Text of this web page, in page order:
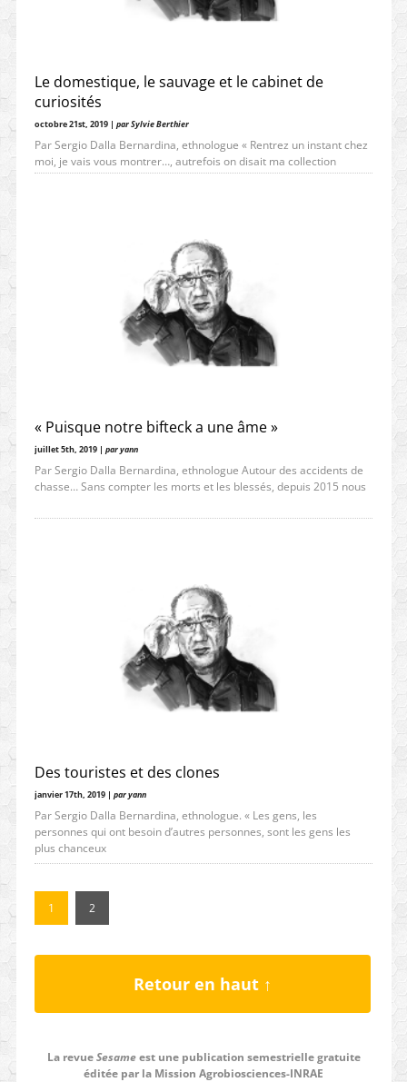
Le domestique, le sauvage et le cabinet de
curiosités
octobre 21st, 2019 | par Sylvie Berthier
Par Sergio Dalla Bernardina, ethnologue « Rentrez un instant chez
moi, je vais vous montrer…, autrefois on disait ma collection
d’estampes
« Puisque notre bifteck a une âme »
juillet 5th, 2019 | par yann
Par Sergio Dalla Bernardina, ethnologue Autour des accidents de
chasse… Sans compter les morts et les blessés, depuis 2015 nous
Des touristes et des clones
janvier 17th, 2019 | par yann
Par Sergio Dalla Bernardina, ethnologue. « Les gens, les
personnes qui ont besoin d’autres personnes, sont les gens les
plus chanceux
1 2
Retour en haut ↑
La revueSesameest une publication semestrielle gratuite
éditée par la Mission Agrobiosciences-INRAE